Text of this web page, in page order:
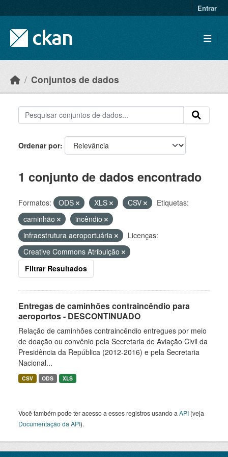
Entrar
Conjuntos de dados
Ordenar por
1 conjunto de dados encontrado
Formatos: ODS XLS CSV
Etiquetas:
caminhão
incêndio
infraestrutura aeroportuária
Licenças:
Creative Commons Atribuição
Filtrar Resultados
Entregas de caminhões contraincêndio para
aeroportos - DESCONTINUADO
Relação de caminhões contraincêndio entregues por meio
de doação ou convênio pela Secretaria de Aviação Civil da
Presidência da República (2012-2016) e pela Secretaria
Nacional...
CSV ODS XLS
Você também pode ter acesso a esses registros usando a API (veja
Documentação da API).